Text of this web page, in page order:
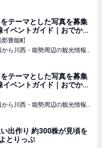
テーマとした写真を募集
イベントガイド｜おでか
勢電鉄】
郡豊能町
テーマとした写真を募集
イベントガイド｜おでか
勢電鉄】
出作り 約300株が見頃を
とりっぷ